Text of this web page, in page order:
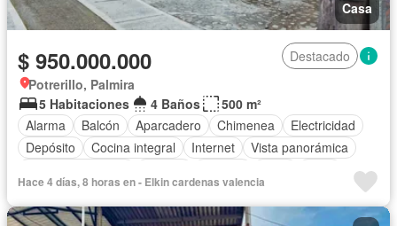
Casa
$ 950.000.000
Destacado
Potrerillo, Palmira
5 Habitaciones
4 Baños
500 m²
Alarma
Balcón Aparcadero Chimenea
Electricidad
Depósito
Cocina integral Internet
Vista panorámica
Jardín
Vigilante Área infantil Estudio
Hace 4 días, 8 horas en - Elkin cardenas valencia